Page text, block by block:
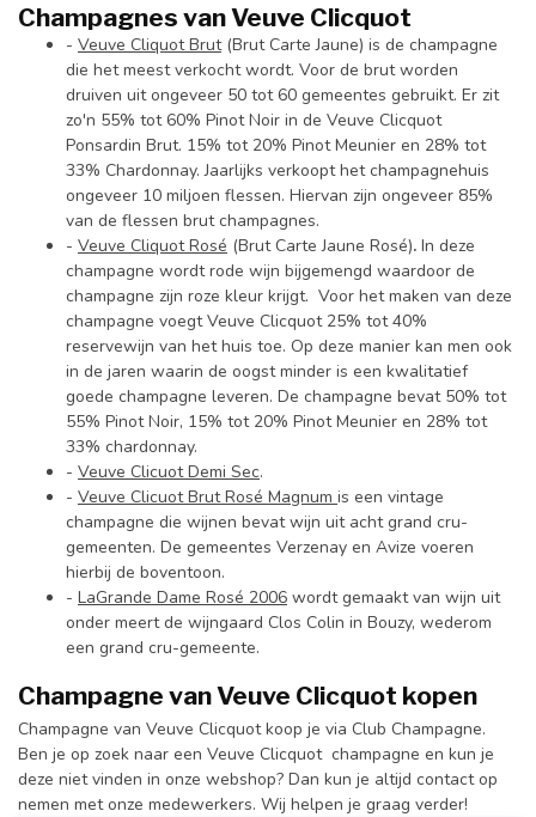
Champagnes van Veuve Clicquot
- Veuve Cliquot Brut(Brut Carte Jaune) is de champagne
die het meest verkocht wordt. Voor de brut worden
druiven uit ongeveer 50 tot 60 gemeentes gebruikt. Er zit
zo'n 55% tot 60% Pinot Noir in de Veuve Clicquot
Ponsardin Brut. 15% tot 20% Pinot Meunier en 28% tot
33% Chardonnay. Jaarlijks verkoopt het champagnehuis
ongeveer 10 miljoen flessen. Hiervan zijn ongeveer 85%
van de flessen brut champagnes.
- Veuve Cliquot Rosé (Brut Carte Jaune Rosé). In deze
champagne wordt rode wijn bijgemengd waardoor de
champagne zijn roze kleur krijgt. Voor het maken van deze
champagne voegt Veuve Clicquot 25% tot 40%
reservewijn van het huis toe. Op deze manier kan men ook
in de jaren waarin de oogst minder is een kwalitatief
goede champagne leveren. De champagne bevat 50% tot
55% Pinot Noir, 15% tot 20% Pinot Meunier en 28% tot
33% chardonnay.
- Veuve Clicuot Demi Sec.
- Veuve Clicuot Brut Rosé Magnum is een vintage
champagne die wijnen bevat wijn uit acht grand cru-
gemeenten. De gemeentes Verzenay en Avize voeren
hierbij de boventoon.
- LaGrande Dame Rosé 2006 wordt gemaakt van wijn uit
onder meert de wijngaard Clos Colin in Bouzy, wederom
een grand cru-gemeente.
Champagne van Veuve Clicquot kopen
Champagne van Veuve Clicquot koop je via Club Champagne.
Ben je op zoek naar een Veuve Clicquot champagne en kun je
deze niet vinden in onze webshop? Dan kun je altijd contact op
nemen met onze medewerkers. Wij helpen je graag verder!